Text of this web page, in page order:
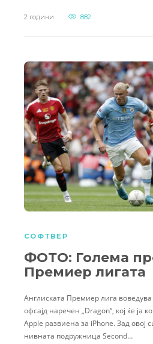
2 години 882
СОФТВЕР
ФОТО: Голема
Премиер лигата
Англиската Премиер лига
офсајд наречен „Dragon“, кој ќе ја
Apple развиена за iPhone. Зад овој
нивната подружница Second…